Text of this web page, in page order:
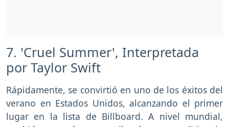
7. 'Cruel Summer', Interpretada
por Taylor Swift
Rápidamente, se convirtió en uno de los éxitos del
verano en Estados Unidos, alcanzando el primer
lugar en la lista de Billboard. A nivel mundial,